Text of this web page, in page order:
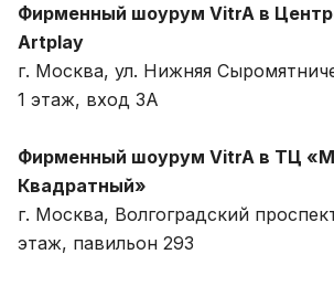
Фирменный шоурум VitrA в
Artplay
г. Москва, ул. Нижняя
1 этаж, вход 3A
Фирменный шоурум VitrA в ТЦ
Квадратный»
г. Москва, Волгоградский
этаж, павильон 293